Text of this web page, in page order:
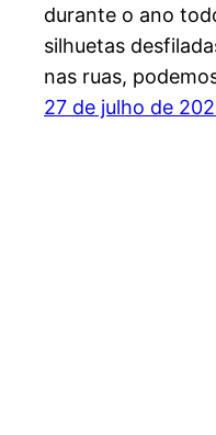
durante o ano
silhuetas
nas ruas,
27 de julho de